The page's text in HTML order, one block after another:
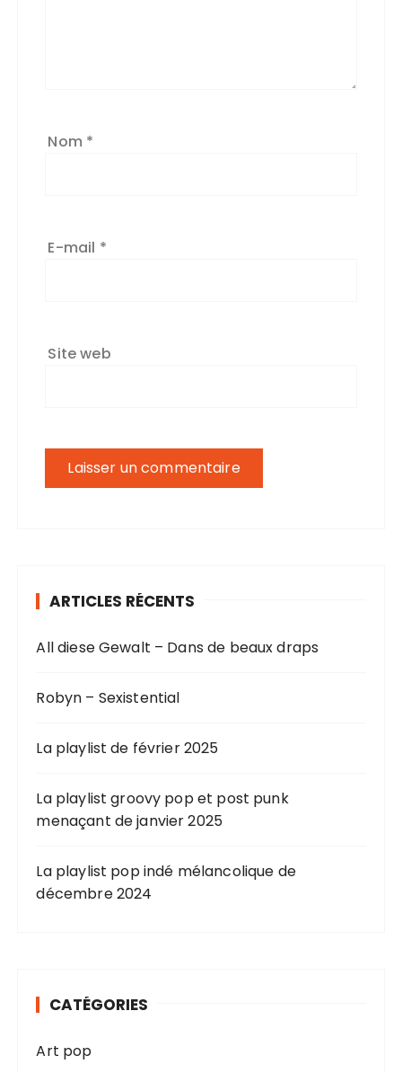
Nom *
E-mail *
Site web
ARTICLES RÉCENTS
All diese Gewalt – Dans de beaux draps
Robyn – Sexistential
La playlist de février 2025
La playlist groovy pop et post punk
menaçant de janvier 2025
La playlist pop indé mélancolique de
décembre 2024
CATÉGORIES
Art pop